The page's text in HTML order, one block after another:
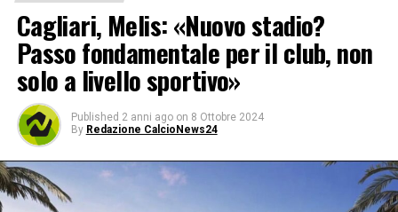
Cagliari, Melis: «Nuovo stadio?
Passo fondamentale per il club, non
solo a livello sportivo»
Published 2 anni ago on 8 Ottobre 2024
By Redazione CalcioNews24